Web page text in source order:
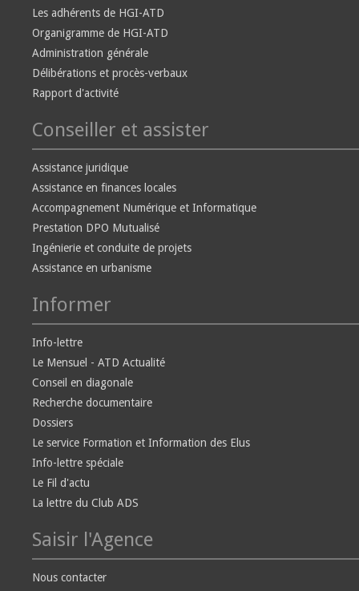
Les adhérents de HGI-ATD
Organigramme de HGI-ATD
Administration générale
Délibérations et procès-verbaux
Rapport d'activité
Conseiller et assister
Assistance juridique
Assistance en finances locales
Accompagnement Numérique et Informatique
Prestation DPO Mutualisé
Ingénierie et conduite de projets
Assistance en urbanisme
Informer
Info-lettre
Le Mensuel - ATD Actualité
Conseil en diagonale
Recherche documentaire
Dossiers
Le service Formation et Information des Elus
Info-lettre spéciale
Le Fil d'actu
La lettre du Club ADS
Saisir l'Agence
Nous contacter